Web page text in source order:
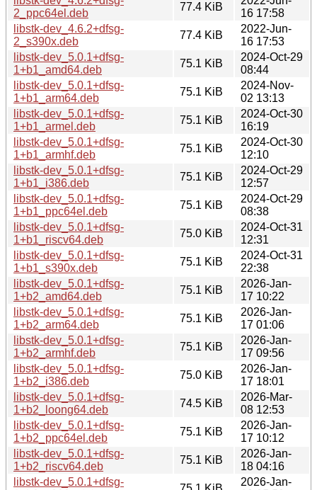
2_ppc64el.deb
77.4 KiB
16 17:58
libstk-dev_4.6.2+dfsg-
2_s390x.deb
77.4 KiB
2022-Jun-
16 17:53
libstk-dev_5.0.1+dfsg-
1+b1_amd64.deb
75.1 KiB
2024-Oct-29
08:44
libstk-dev_5.0.1+dfsg-
1+b1_arm64.deb
75.1 KiB
2024-Nov-
02 13:13
libstk-dev_5.0.1+dfsg-
1+b1_armel.deb
75.1 KiB
2024-Oct-30
16:19
libstk-dev_5.0.1+dfsg-
1+b1_armhf.deb
75.1 KiB
2024-Oct-30
12:10
libstk-dev_5.0.1+dfsg-
1+b1_i386.deb
75.1 KiB
2024-Oct-29
12:57
libstk-dev_5.0.1+dfsg-
1+b1_ppc64el.deb
75.1 KiB
2024-Oct-29
08:38
libstk-dev_5.0.1+dfsg-
1+b1_riscv64.deb
75.0 KiB
2024-Oct-31
12:31
libstk-dev_5.0.1+dfsg-
1+b1_s390x.deb
75.1 KiB
2024-Oct-31
22:38
libstk-dev_5.0.1+dfsg-
1+b2_amd64.deb
75.1 KiB
2026-Jan-
17 10:22
libstk-dev_5.0.1+dfsg-
1+b2_arm64.deb
75.1 KiB
2026-Jan-
17 01:06
libstk-dev_5.0.1+dfsg-
1+b2_armhf.deb
75.1 KiB
2026-Jan-
17 09:56
libstk-dev_5.0.1+dfsg-
1+b2_i386.deb
75.0 KiB
2026-Jan-
17 18:01
libstk-dev_5.0.1+dfsg-
1+b2_loong64.deb
74.5 KiB
2026-Mar-
08 12:53
libstk-dev_5.0.1+dfsg-
1+b2_ppc64el.deb
75.1 KiB
2026-Jan-
17 10:12
libstk-dev_5.0.1+dfsg-
1+b2_riscv64.deb
75.1 KiB
2026-Jan-
18 04:16
libstk-dev_5.0.1+dfsg-
2026-Jan-